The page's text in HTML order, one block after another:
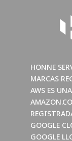
HONNE
MARCAS
AWS ES
GOOGLE
GOOGLE